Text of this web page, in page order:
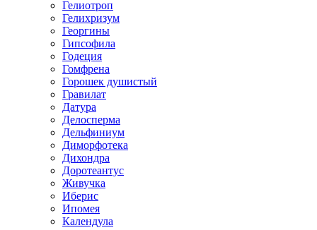
Гелиотроп
Гелихризум
Георгины
Гипсофила
Годеция
Гомфрена
Горошек душистый
Гравилат
Датура
Делосперма
Дельфиниум
Диморфотека
Дихондра
Доротеантус
Живучка
Иберис
Ипомея
Календула